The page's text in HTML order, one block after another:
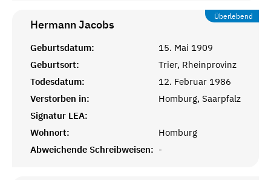
Überlebend
HermannJacobs
Geburtsdatum:
15. Mai 1909
Geburtsort:
Trier, Rheinprovinz
Todesdatum:
12. Februar 1986
Verstorben in:
Homburg, Saarpfalz
Signatur LEA:
Wohnort:
Homburg
Abweichende Schreibweisen: -